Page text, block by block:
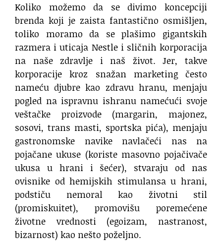
Koliko možemo da se divimo koncepciji
brenda koji je zaista fantastično osmišljen,
toliko moramo da se plašimo gigantskih
razmera i uticaja Nestle i sličnih korporacija
na naše zdravlje i naš život. Jer, takve
korporacije kroz snažan marketing često
nameću djubre kao zdravu hranu, menjaju
pogled na ispravnu ishranu namećući svoje
veštačke proizvode (margarin, majonez,
sosovi, trans masti, sportska pića), menjaju
gastronomske navike navlačeći nas na
pojačane ukuse (koriste masovno pojačivače
ukusa u hrani i šećer), stvaraju od nas
ovisnike od hemijskih stimulansa u hrani,
podstiču nemoral kao životni stil
(promiskuitet), promovišu poremećene
životne vrednosti (egoizam, nastranost,
bizarnost) kao nešto poželjno.